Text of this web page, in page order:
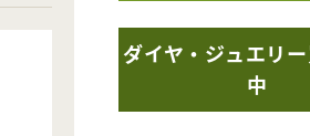
ダイヤ・ジュエリ
中